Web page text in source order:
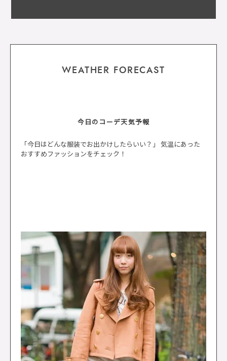
WEATHER FORECAST
今日のコーデ天気予報
「今日はどんな服装でお出かけしたらいい？」 気温にあった
おすすめファッションをチェック！